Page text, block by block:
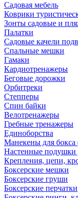
Садовая мебель
Коврики
Зонты садовые и
Палатки
Садовые качели
Спальные мешки
Гамаки
Кардиотренажеры
Беговые дорожки
Орбитреки
Степперы
Спин байки
Велотренажеры
Гребные тренажеры
Единоборства
Манекены для
Настенные подушки
Крепления, цепи,
Боксерские мешки
Боксерские груши
Боксерские перчатки